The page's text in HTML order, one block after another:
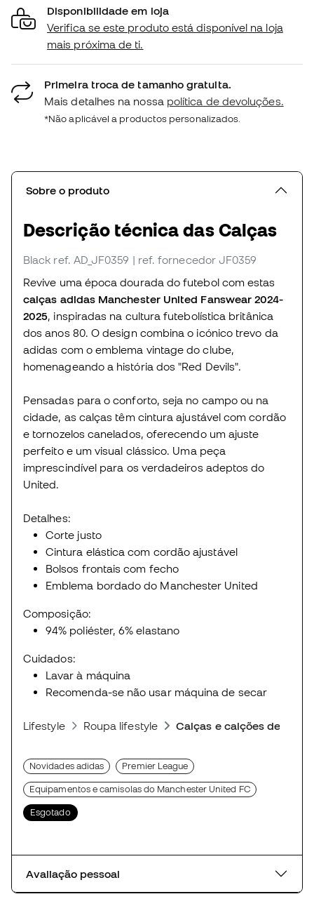
Disponibilidade em loja
Verifica se este produto está disponível na loja
mais próxima de ti.
Primeira troca de tamanho gratuita.
Mais detalhes na nossa política de devoluções.
*Não aplicável a productos personalizados.
Sobre o produto
Descrição técnica das Calças
Black ref. AD_JF0359 | ref. fornecedor JF0359
Revive uma época dourada do futebol com estas
calças adidas Manchester United Fanswear 2024-
2025, inspiradas na cultura futebolística britânica
dos anos 80. O design combina o icónico trevo da
adidas com o emblema vintage do clube,
homenageando a história dos "Red Devils".
Pensadas para o conforto, seja no campo ou na
cidade, as calças têm cintura ajustável com cordão
e tornozelos canelados, oferecendo um ajuste
perfeito e um visual clássico. Uma peça
imprescindível para os verdadeiros adeptos do
United.
Detalhes:
Corte justo
Cintura elástica com cordão ajustável
Bolsos frontais com fecho
Emblema bordado do Manchester United
Composição:
94% poliéster, 6% elastano
Cuidados:
Lavar à máquina
Recomenda-se não usar máquina de secar
Lifestyle Roupa lifestyle Calças e calções
Novidades adidas Premier League
Equipamentos e camisolas do Manchester United FC
Esgotado
Avaliação pessoal